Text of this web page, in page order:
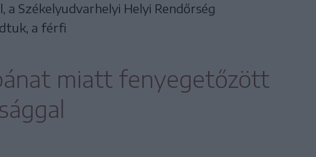
Székelyudvarhelyi Helyi Rendőrség
a férfi
miatt fenyegetőzött